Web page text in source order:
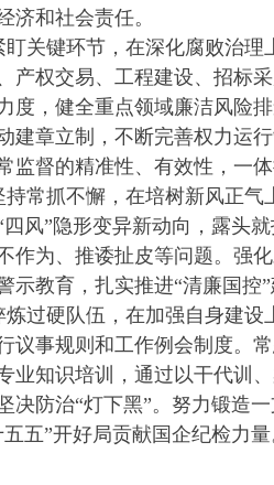
济和社会责任。
盯关键环节，在深化腐败治
产权交易、工程建设、招标
度，健全重点领域廉洁风险
建章立制，不断完善权力运
监督的精准性、有效性，一
持常抓不懈，在培树新风正
四风”隐形变异新动向，露头
作为、推诿扯皮等问题。强
示教育，扎实推进“清廉国控
炼过硬队伍，在加强自身建
议事规则和工作例会制度。
业知识培训，通过以干代训
决防治“灯下黑”。努力锻造
五五”开好局贡献国企纪检力
链接